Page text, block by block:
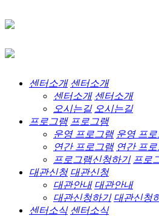
센터소개 센터소개
센터소개 센터소개
오시는길 오시는길
프로그램 프로그램
운영 프로그램 운영 프
연간 프로그램 연간 프
프로그램신청하기 프로
대관신청 대관신청
대관안내 대관안내
대관신청하기 대관신청
센터소식 센터소식